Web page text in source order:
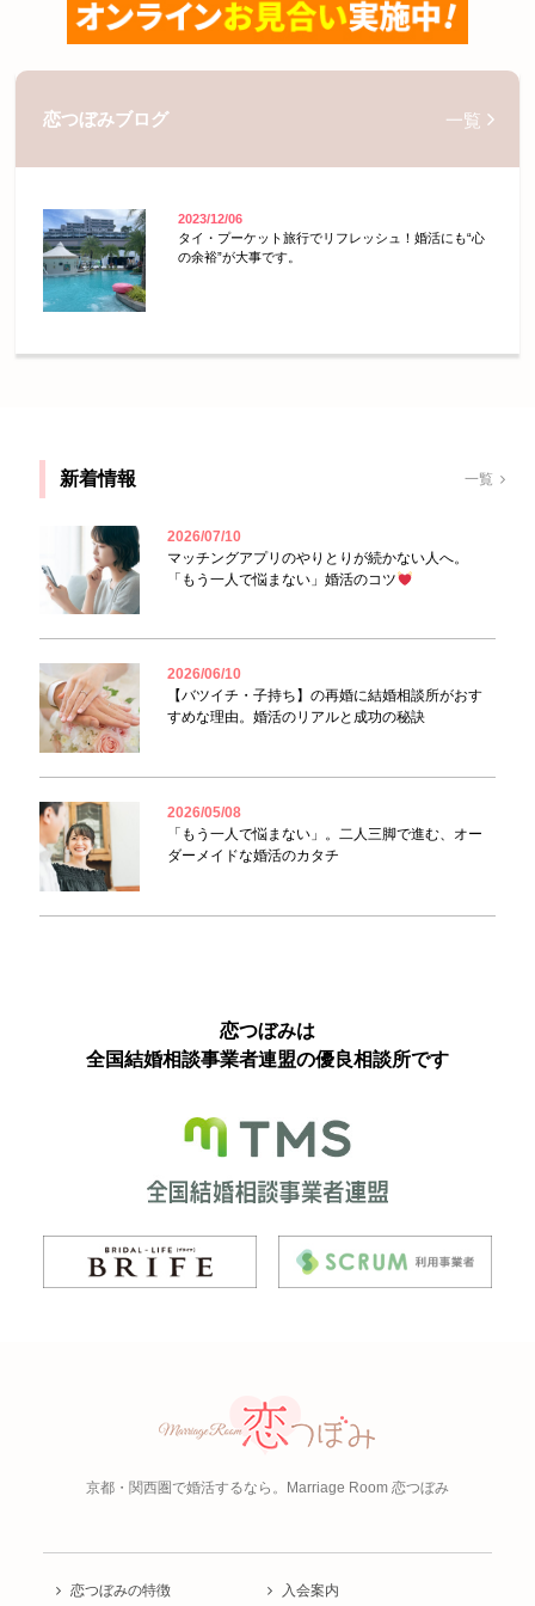
恋つぼみブログ 一覧
2023/12/06
タイ・プーケット旅行でリフレッシュ！婚活にも“心
の余裕”が大事です。
新着情報
2026/07/10
マッチングアプリのやりとりが続かない人へ。
「もう一人で悩まない」婚活のコツ
2026/06/10
【バツイチ・子持ち】の再婚に結婚相談所がおす
すめな理由。婚活のリアルと成功の秘訣
2026/05/08
「もう一人で悩まない」。二人三脚で進む、オー
ダーメイドな婚活のカタチ
一覧
恋つぼみは
全国結婚相談事業者連盟の優良相談所です
京都・関西圏で婚活するなら。 Marriage Room 恋つぼみ
恋つぼみの特徴 入会案内